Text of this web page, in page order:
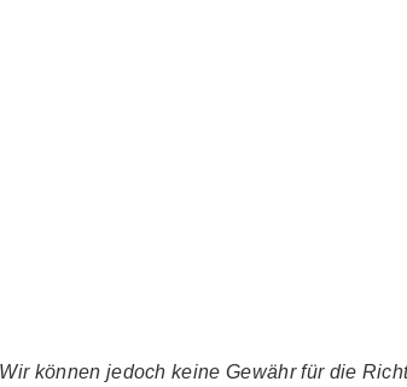
können jedoch keine Gewähr für die